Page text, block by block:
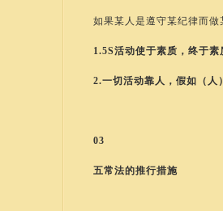
如果某人是遵守某纪律而
1.5S活动使于素质，终于
2.一切活动靠人，假如（人
03
五常法的推行措施